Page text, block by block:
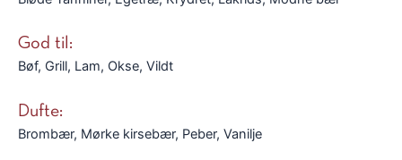
God til:
Bøf, Grill, Lam, Okse, Vildt
Dufte:
Brombær, Mørke kirsebær, Peber, Vanilje